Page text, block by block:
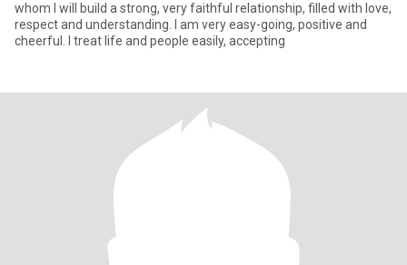
whom I will build a strong, very faithful relationship, filled with love,
respect and understanding. I am very easy-going, positive and
cheerful. I treat life and people easily, accepting